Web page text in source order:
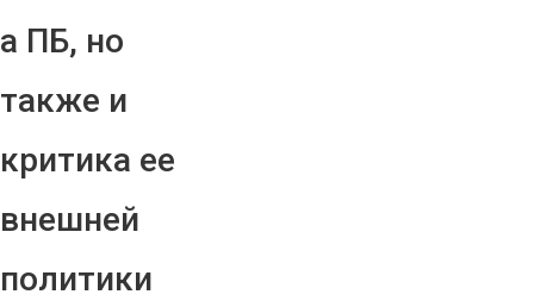
а ПБ, но
также и
критика ее
внешней
политики